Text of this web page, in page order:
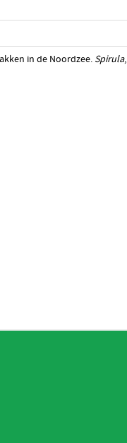
in de Noordzee. Spirula,